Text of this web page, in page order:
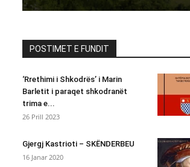
POSTIMET E FUNDIT
‘Rrethimi i Shkodrës’ i Marin
Barletit i paraqet shkodranët
trima e...
26 Prill 2023
Gjergj Kastrioti – SKËNDERBEU
16 Janar 2020